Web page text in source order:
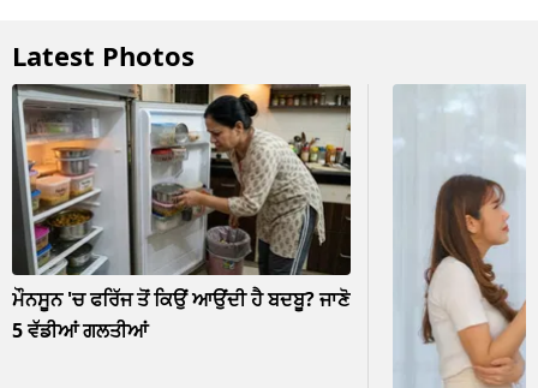
Latest Photos
ਮੌਨਸੂਨ 'ਚ ਫਰਿੱਜ ਤੋਂ ਕਿਉਂ ਆਉਂਦੀ ਹੈ ਬਦਬੂ? ਜਾਣੋ
5 ਵੱਡੀਆਂ ਗਲਤੀਆਂ